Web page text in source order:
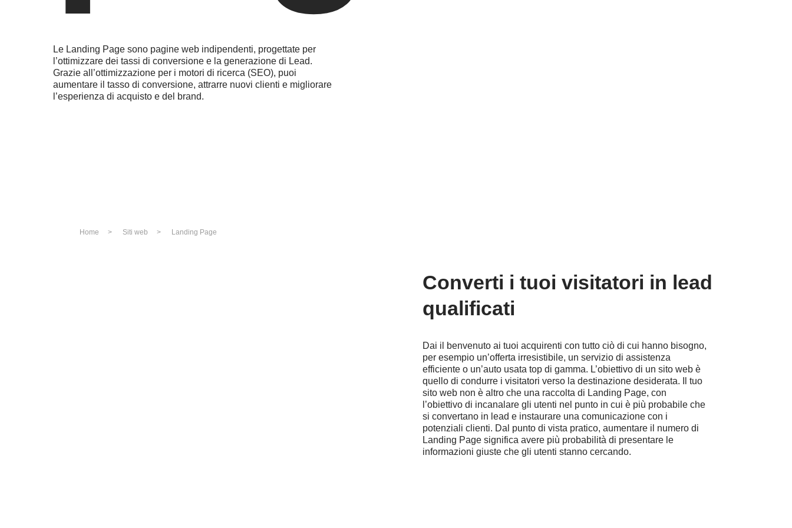
Le Landing Page sono pagine web indipendenti, progettate per
l’ottimizzare dei tassi di conversione e la generazione di Lead.
Grazie all’ottimizzazione per i motori di ricerca (SEO), puoi
aumentare il tasso di conversione, attrarre nuovi clienti e migliorare
l’esperienza di acquisto e del brand.
Home > Siti web > Landing Page
Converti i tuoi visitatori in lead
qualificati
Dai il benvenuto ai tuoi acquirenti con tutto ciò di cui hanno bisogno,
per esempio un’offerta irresistibile, un servizio di assistenza
efficiente o un’auto usata top di gamma. L’obiettivo di un sito web è
quello di condurre i visitatori verso la destinazione desiderata. Il tuo
sito web non è altro che una raccolta di Landing Page, con
l’obiettivo di incanalare gli utenti nel punto in cui è più probabile che
si convertano in lead e instaurare una comunicazione con i
potenziali clienti. Dal punto di vista pratico, aumentare il numero di
Landing Page significa avere più probabilità di presentare le
informazioni giuste che gli utenti stanno cercando.